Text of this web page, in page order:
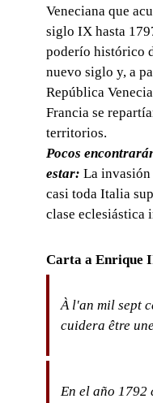
Veneciana que
siglo IX hasta
poderío histórico
nuevo siglo y, a
República
Francia se
territorios.
Pocos
estar: La invasión
casi toda Italia
clase
Carta a Enrique
À l'an mil sept
cuidera être
En el año 1792